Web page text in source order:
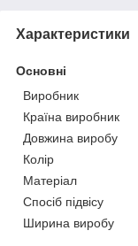
Характеристики
Основні
Виробник
Країна виробник
Довжина виробу
Колір
Матеріал
Спосіб підвісу
Ширина виробу